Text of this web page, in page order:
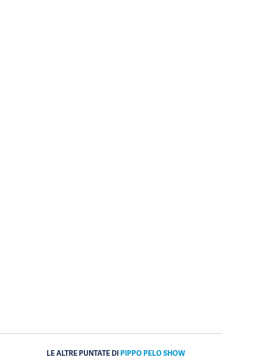
LE ALTRE PUNTATE DI PIPPO PELO SHOW